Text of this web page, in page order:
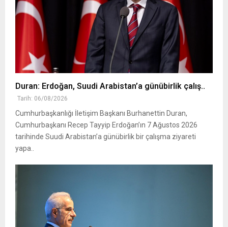
Duran: Erdoğan, Suudi Arabistan’a günübirlik çalış..
Tarih: 06/08/2026
Cumhurbaşkanlığı İletişim Başkanı Burhanettin Duran,
Cumhurbaşkanı Recep Tayyip Erdoğan’ın 7 Ağustos 2026
tarihinde Suudi Arabistan’a günübirlik bir çalışma ziyareti
yapa..